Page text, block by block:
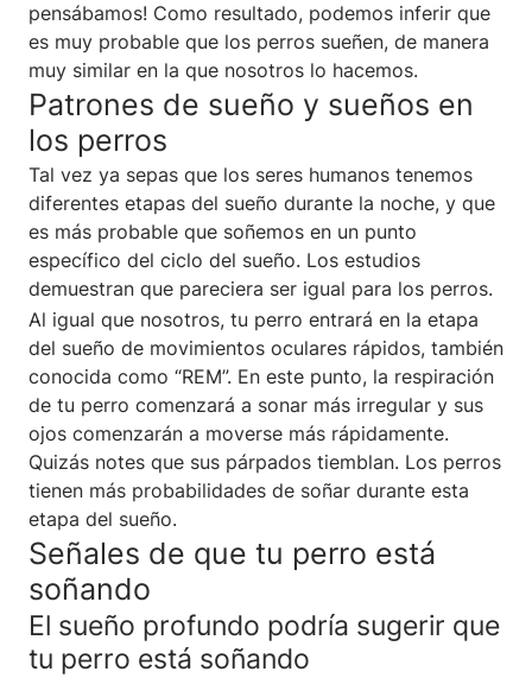
pensábamos! Como resultado, podemos inferir que
es muy probable que los perros sueñen, de manera
muy similar en la que nosotros lo hacemos.
Patrones de sueño y sueños en
los perros
Tal vez ya sepas que los seres humanos tenemos
diferentes etapas del sueño durante la noche, y que
es más probable que soñemos en un punto
específico del ciclo del sueño. Los estudios
demuestran que pareciera ser igual para los perros.
Al igual que nosotros, tu perro entrará en la etapa
del sueño de movimientos oculares rápidos, también
conocida como “REM”. En este punto, la respiración
de tu perro comenzará a sonar más irregular y sus
ojos comenzarán a moverse más rápidamente.
Quizás notes que sus párpados tiemblan. Los perros
tienen más probabilidades de soñar durante esta
etapa del sueño.
Señales de que tu perro está
soñando
El sueño profundo podría sugerir que
tu perro está soñando